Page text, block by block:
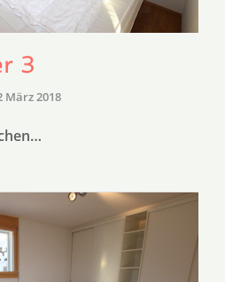
3
März 2018